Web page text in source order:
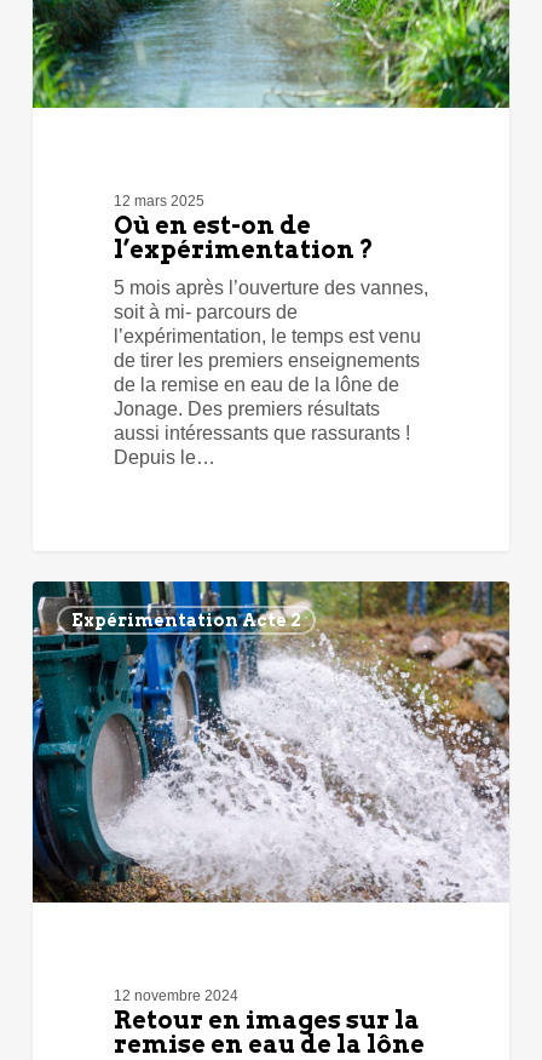
12 mars 2025
Où en est-on de
l’expérimentation ?
5 mois après l’ouverture des vannes,
soit à mi- parcours de
l’expérimentation, le temps est venu
de tirer les premiers enseignements
de la remise en eau de la lône de
Jonage. Des premiers résultats
aussi intéressants que rassurants !
Depuis le…
Retour
en
images
sur
la
remise
en
eau
de
la
lône
Expérimentation Acte 2
12 novembre 2024
Retour en images sur la
remise en eau de la lône